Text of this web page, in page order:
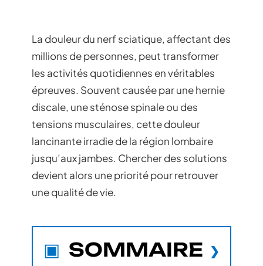
La douleur du nerf sciatique, affectant des
millions de personnes, peut transformer
les activités quotidiennes en véritables
épreuves. Souvent causée par une hernie
discale, une sténose spinale ou des
tensions musculaires, cette douleur
lancinante irradie de la région lombaire
jusqu’aux jambes. Chercher des solutions
devient alors une priorité pour retrouver
une qualité de vie.
SOMMAIRE